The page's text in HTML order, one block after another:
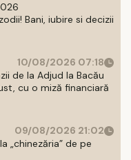
Bani, iubire si decizii
10/08/2026 07:18
de la Adjud la Bacău
cu o miză financiară
09/08/2026 21:02
„chinezăria” de pe